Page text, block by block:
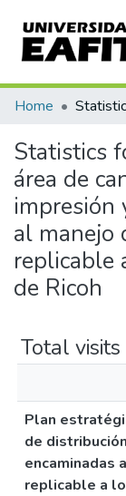
Communities &
All of DSpace
Home
Statistics
área de
impresión
al manejo
replicable
de Ricoh
Total visits
Plan
de
encaminadas
replicable a